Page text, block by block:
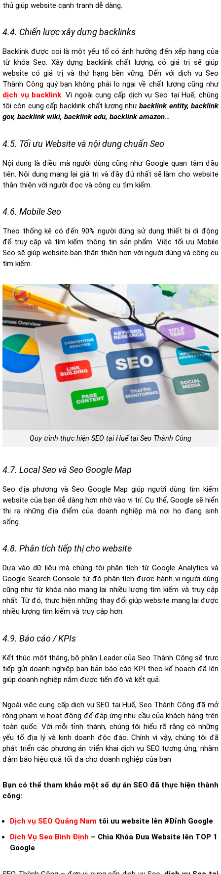
thủ giúp website cạnh tranh dễ dàng.
4.4. Chiến lược xây dựng backlinks
Backlink được coi là một yếu tố có ảnh hưởng đến xếp hạng của
từ khóa Seo. Xây dựng backlink chất lượng, có giá trị sẽ giúp
website có giá trị và thứ hạng bền vững. Đến với dịch vụ Seo
Thành Công quý bạn không phải lo ngại về chất lượng cũng như
dịch vụ backlink. Vì ngoài cung cấp dịch vụ Seo tại Huế, chúng
tôi còn cung cấp backlink chất lượng nhưbacklink entity, backlink
gov, backlink wiki, backlink edu, backlink amazon…
4.5. Tối ưu Website và nội dung chuẩn Seo
Nội dung là điều mà người dùng cũng như Google quan tâm đầu
tiên. Nội dung mang lại giá trị và đầy đủ nhất sẽ làm cho website
thân thiện với người đọc và công cụ tìm kiếm.
4.6. Mobile Seo
Theo thống kê có đến 90% người dùng sử dụng thiết bị di động
để truy cập và tìm kiếm thông tin sản phẩm. Việc tối ưu Mobile
Seo sẽ giúp website bạn thân thiện hơn với người dùng và công cụ
tìm kiếm.
Quy trình thực hiện SEO tại Huế tại Seo Thành Công
4.7. Local Seo và Seo Google Map
Seo địa phương và Seo Google Map giúp người dùng tìm kiếm
website của bạn dễ dàng hơn nhờ vào vị trí. Cụ thể, Google sẽ hiển
thị ra những địa điểm của doanh nghiệp mà nơi họ đang sinh
sống.
4.8. Phân tích tiếp thị cho website
Dựa vào dữ liệu mà chúng tôi phân tích từ Google Analytics và
Google Search Console từ đó phân tích được hành vi người dùng
cũng như từ khóa nào mang lại nhiều lượng tìm kiếm và truy cập
nhất. Từ đó, thực hiện những thay đổi giúp website mang lại được
nhiều lượng tìm kiếm và truy cập hơn.
4.9. Báo cáo / KPIs
Kết thúc một tháng, bộ phận Leader của Seo Thành Công sẽ trực
tiếp gửi doanh nghiệp bạn bản báo cáo KPI theo kế hoạch đã lên
giúp doanh nghiệp nắm được tiến độ và kết quả.
Ngoài việc cung cấp dịch vụ SEO tại Huế, Seo Thành Công đã mở
rộng phạm vi hoạt động để đáp ứng nhu cầu của khách hàng trên
toàn quốc. Với mỗi tỉnh thành, chúng tôi hiểu rõ rằng có những
yếu tố địa lý và kinh doanh độc đáo. Chính vì vậy, chúng tôi đã
phát triển các phương án triển khai dịch vụ SEO tương ứng, nhằm
đảm bảo hiệu quả tối đa cho doanh nghiệp của bạn
Bạn có thể tham khảo một số dự án SEO đã thực hiện thành
công:
Dịch vụ SEO Quảng Nam tối ưu website lên #Đỉnh Google
Dịch Vụ Seo Bình Định – Chìa Khóa Đưa Website lên TOP 1
Google